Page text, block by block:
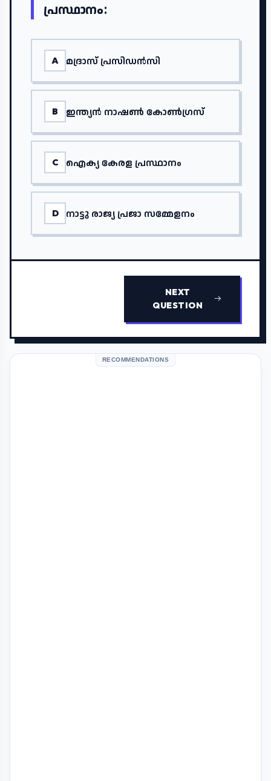
പ്രസ്ഥാനം:
A മദ്രാസ് പ്രസിഡൻസി
B ഇന്ത്യൻ നാഷൺ കോൺഗ്രസ്
C ഐക്യ കേരള പ്രസ്ഥാനം
D നാട്ടു രാജ്യ പ്രജാ സമ്മേളനം
NEXT
QUESTION
RECOMMENDATIONS